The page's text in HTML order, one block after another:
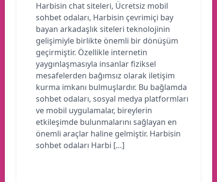
Harbisin chat siteleri, Ücretsiz mobil
sohbet odaları, Harbisin çevrimiçi bay
bayan arkadaşlık siteleri teknolojinin
gelişimiyle birlikte önemli bir dönüşüm
geçirmiştir. Özellikle internetin
yaygınlaşmasıyla insanlar fiziksel
mesafelerden bağımsız olarak iletişim
kurma imkanı bulmuşlardır. Bu bağlamda
sohbet odaları, sosyal medya platformları
ve mobil uygulamalar, bireylerin
etkileşimde bulunmalarını sağlayan en
önemli araçlar haline gelmiştir. Harbisin
sohbet odaları Harbi […]